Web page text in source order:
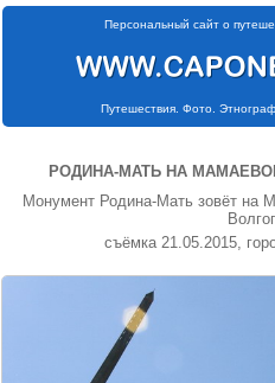
Персональный сайт о
Путешествия. Фото.
РОДИНА-МАТЬ НА
Монумент Родина-Мать зовёт на
съёмка 21.05.2015,